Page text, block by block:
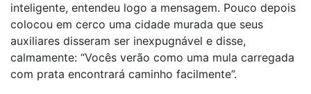
inteligente, entendeu logo a mensagem. Pouco depois
colocou em cerco uma cidade murada que seus
auxiliares disseram ser inexpugnável e disse,
calmamente: “Vocês verão como uma mula carregada
com prata encontrará caminho facilmente”.